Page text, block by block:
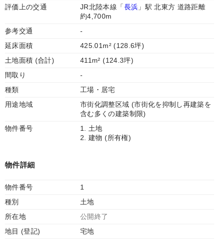
評価上の交通
JR北陸本線「長浜 」駅 北東方 道路距離
約4,700m
参考交通
-
延床面積
425.01m² (128.6坪)
土地面積 (合計)
411m² (124.3坪)
間取り
-
種類
工場・居宅
用途地域
市街化調整区域 (市街化を抑制し再建築を
含む多くの建築制限)
物件番号
1. 土地
2. 建物 (所有権)
物件詳細
物件番号
1
種別
土地
所在地
公開終了
地目 (登記)
宅地